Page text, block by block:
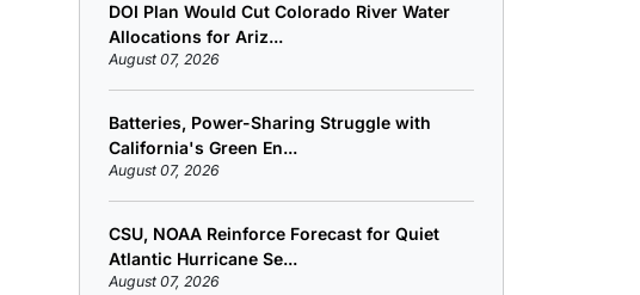
DOI Plan Would Cut Colorado River Water
Allocations for Ariz...
August 07, 2026
Batteries, Power-Sharing Struggle with
California's Green En...
August 07, 2026
CSU, NOAA Reinforce Forecast for Quiet
Atlantic Hurricane Se...
August 07, 2026